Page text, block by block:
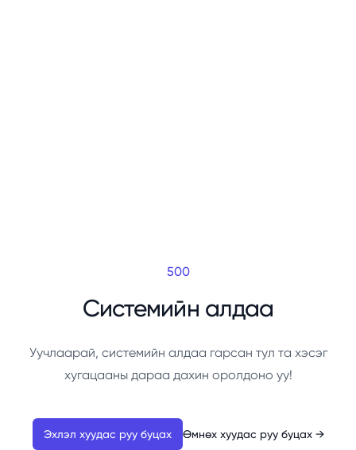
500
Системийн алдаа
Уучлаарай, системийн алдаа гарсан тул та хэсэг
хугацааны дараа дахин оролдоно уу!
Эхлэл хуудас руу буцах Өмнөх хуудас руу буцах →